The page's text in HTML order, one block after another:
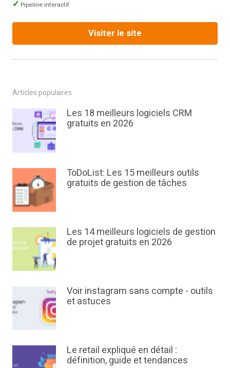
Pipeline interactif
Visiter le site
Articles populaires
Les 18 meilleurs logiciels CRM
gratuits en 2026
ToDoList: Les 15 meilleurs outils
gratuits de gestion de tâches
Les 14 meilleurs logiciels de gestion
de projet gratuits en 2026
Voir instagram sans compte - outils
et astuces
Le retail expliqué en détail :
définition, guide et tendances